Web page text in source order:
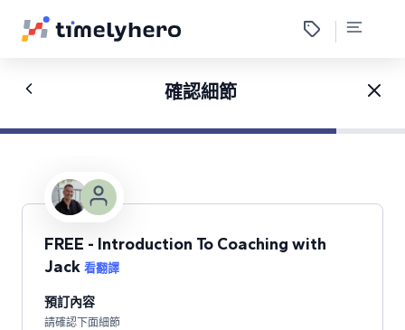
確認細節
FREE - Introduction To Coaching with
Jack 看翻譯
預訂內容
請確認下面細節